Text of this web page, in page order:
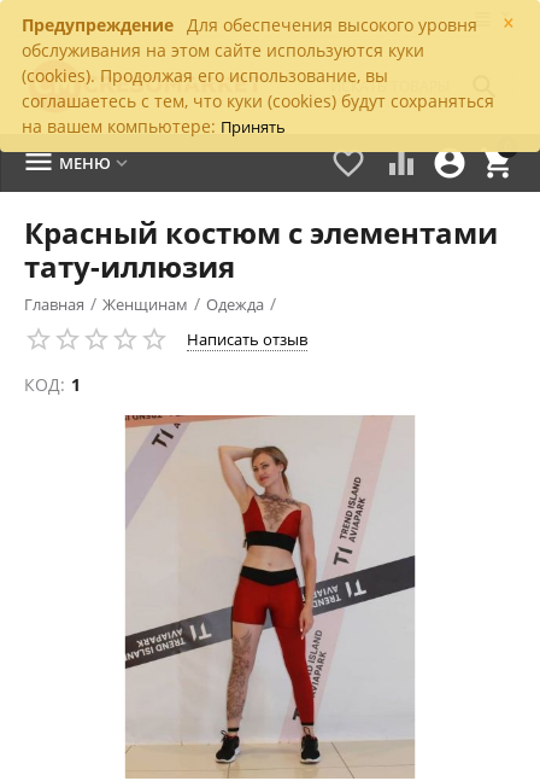
×
Предупреждение Для обеспечения высокого уровня
обслуживания на этом сайте используются куки
(cookies). Продолжая его использование, вы
соглашаетесь с тем, что куки (cookies) будут сохраняться
на вашем компьютере: Принять


 
 МЕНЮ 
Красный костюм с элементами
тату-иллюзия
Главная / Женщинам / Одежда /
Написать отзыв
КОД: 1